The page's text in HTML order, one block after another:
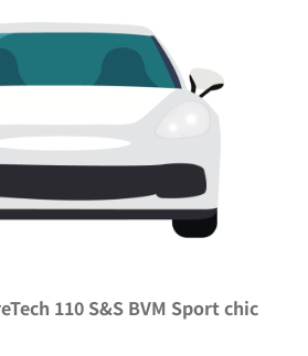
110 S&S BVM Sport chic